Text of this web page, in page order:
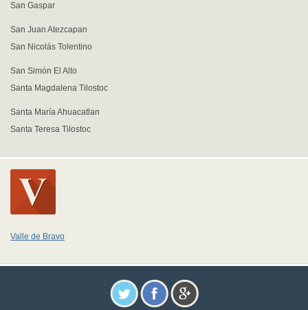
San Gaspar
San Juan Atezcapan
San Nicolás Tolentino
San Simón El Alto
Santa Magdalena Tilostoc
Santa María Ahuacatlan
Santa Teresa Tilostoc
Valle de Bravo